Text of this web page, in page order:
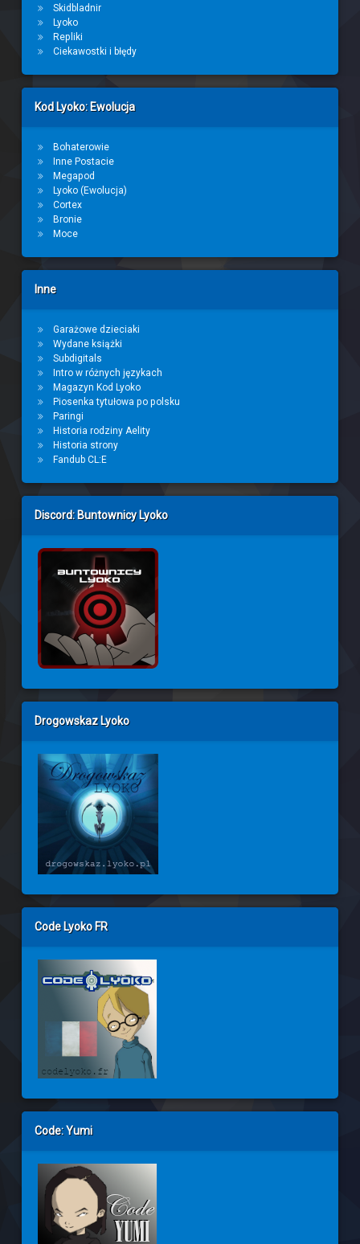
Skidbladnir
Lyoko
Repliki
Ciekawostki i błędy
Kod Lyoko: Ewolucja
Bohaterowie
Inne Postacie
Megapod
Lyoko (Ewolucja)
Cortex
Bronie
Moce
Inne
Garażowe dzieciaki
Wydane książki
Subdigitals
Intro w różnych językach
Magazyn Kod Lyoko
Piosenka tytułowa po polsku
Paringi
Historia rodziny Aelity
Historia strony
Fandub CL:E
Discord: Buntownicy Lyoko
Drogowskaz Lyoko
Code Lyoko FR
Code: Yumi